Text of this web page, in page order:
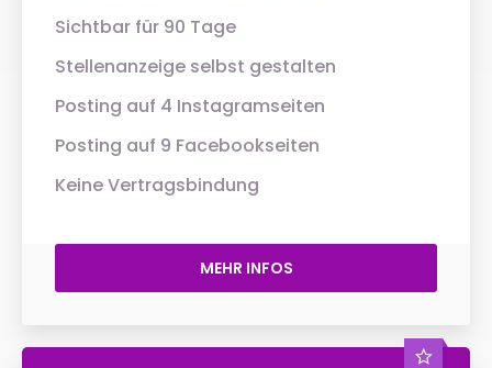
Sichtbar für 90 Tage
Stellenanzeige selbst gestalten
Posting auf 4 Instagramseiten
Posting auf 9 Facebookseiten
Keine Vertragsbindung
MEHR INFOS